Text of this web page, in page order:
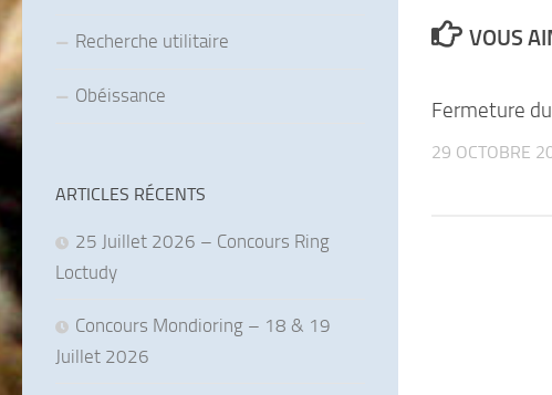
VOUS
Fermeture
29 OCTOBRE
Recherche utilitaire
Obéissance
ARTICLES RÉCENTS
25 Juillet 2026 – Concours Ring
Loctudy
Concours Mondioring – 18 & 19
Juillet 2026